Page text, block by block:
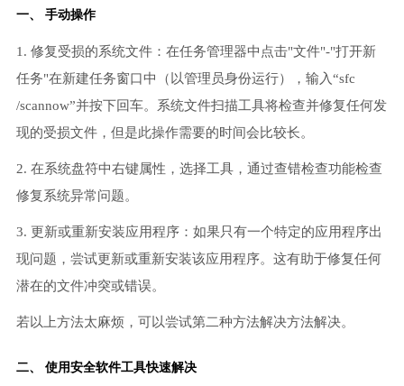
一、 手动操作
1. 修复受损的系统文件：在任务管理器中点击"文件"-"打开新
任务"在新建任务窗口中（以管理员身份运行），输入“sfc
/scannow”并按下回车。系统文件扫描工具将检查并修复任何发
现的受损文件，但是此操作需要的时间会比较长。
2. 在系统盘符中右键属性，选择工具，通过查错检查功能检查
修复系统异常问题。
3. 更新或重新安装应用程序：如果只有一个特定的应用程序出
现问题，尝试更新或重新安装该应用程序。这有助于修复任何
潜在的文件冲突或错误。
若以上方法太麻烦，可以尝试第二种方法解决方法解决。
二、 使用安全软件工具快速解决